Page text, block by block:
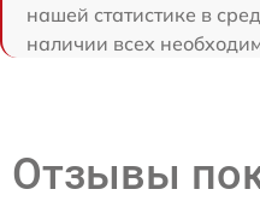
нашей статистике в
наличии всех
Отзывы